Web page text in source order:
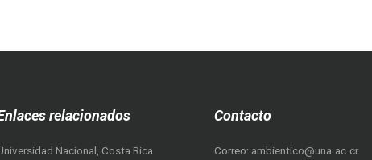
relacionados
Nacional, Costa Rica
Contacto
Correo: ambientico@una.ac.cr